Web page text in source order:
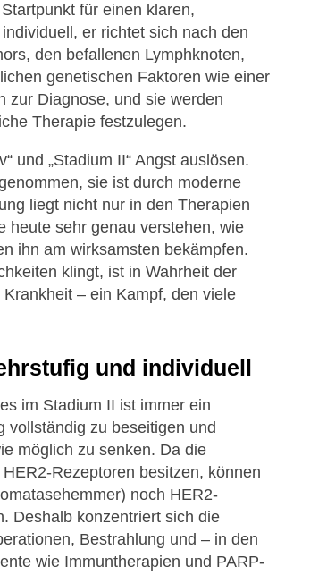
für einen klaren,
er richtet sich nach den
den befallenen Lymphknoten,
genetischen Faktoren wie einer
zur Diagnose, und sie werden
Therapie festzulegen.
und „Stadium II“ Angst auslösen.
sie ist durch moderne
liegt nicht nur in den Therapien
heute sehr genau verstehen, wie
ihn am wirksamsten bekämpfen.
klingt, ist in Wahrheit der
– ein Kampf, den viele
und individuell
im Stadium II ist immer ein
vollständig zu beseitigen und
möglich zu senken. Da die
Rezeptoren besitzen, können
noch HER2-
Deshalb konzentriert sich die
Bestrahlung und – in den
wie Immuntherapien und PARP-